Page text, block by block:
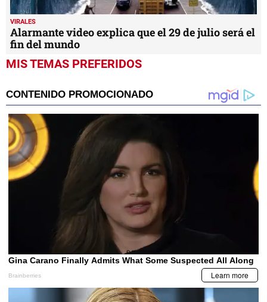
VIRALES
Alarmante video explica que el 29 de julio será el
fin del mundo
MIS TEMAS PREFERIDOS